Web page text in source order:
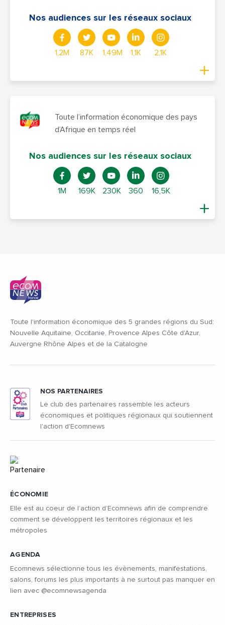
Nos audiences sur les réseaux sociaux
1,2M 87K 1,49M 1,1K 2,1K
Toute l’information économique des pays
d’Afrique en temps réel
Nos audiences sur les réseaux sociaux
1M 169K 230K 360 16,5K
Toute l'information économique des 5 grandes régions du Sud:
Nouvelle Aquitaine, Occitanie, Provence Alpes Côte d'Azur,
Auvergne Rhône Alpes et de la Catalogne
ÉCONOMIE
Elle est au coeur de l’action d’Ecomnews afin de comprendre
comment se développent les territoires régionaux et les
métropoles
AGENDA
Ecomnews sélectionne tous les évènements, manifestations,
salons, forums les plus importants à ne surtout pas manquer en
lien avec @ecomnewsagenda
ENTREPRISES
NOS PARTENAIRES
Le club des partenaires rassemble les acteurs
économiques et politiques régionaux qui soutiennent
l'action d'Ecomnews